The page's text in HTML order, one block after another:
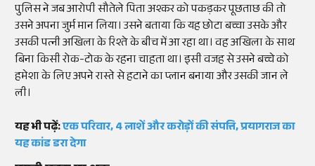
पुलिस ने जब आरोपी सौतेले पिता अश्कर को पकड़कर पूछताछ की तो
उसने अपना जुर्म मान लिया। उसने बताया कि यह छोटा बच्चा उसके और
उसकी पत्नी अखिला के रिश्ते के बीच में आ रहा था। वह अखिला के साथ
बिना किसी रोक-टोक के रहना चाहता था। इसी वजह से उसने बच्चे को
हमेशा के लिए अपने रास्ते से हटाने का प्लान बनाया और उसकी जान ले
ली।
यह भी पढ़ें:एक परिवार, 4 लाशें और करोड़ों की संपत्ति, प्रयागराज का
यह कांड डरा देगा